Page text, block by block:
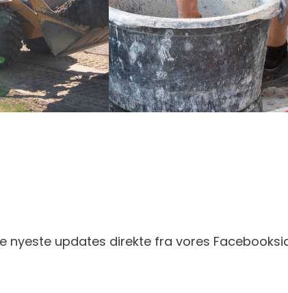
updates direkte fra vores